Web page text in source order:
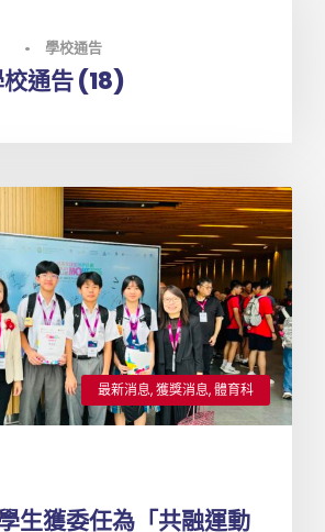
• 學校通告
通告 (18)
最新消息,獲獎消息,體育科
生獲委任為「共融運動